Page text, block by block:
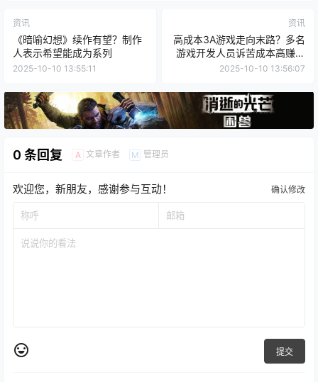
资讯
《暗喻幻想》续作有望？制作
人表示希望能成为系列
2025-10-10 13:55:11
资讯
高成本3A游戏走向末路？多名
游戏开发人员诉苦成本高赚不
了钱
2025-10-10 13:56:07
0 条回复 A 文章作者 M 管理员
欢迎您，新朋友，感谢参与互动！ 确认修改
提交